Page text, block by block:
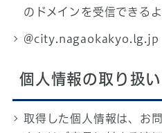
のドメインを受信できる
@city.nagaokakyo.lg.jp
個人情報の取り扱
取得した個人情報は、お